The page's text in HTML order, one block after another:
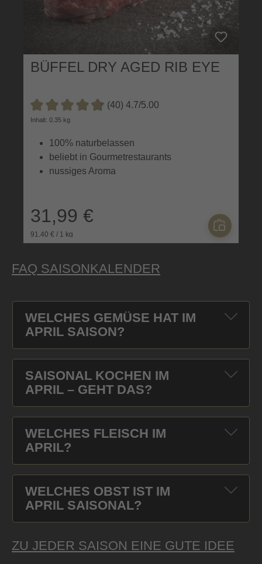
BÜFFEL DRY AGED RIB EYE
Durchschnittliche Bewertung von 4.7 von 5 Sternen
(40) 4.7/5.00
Inhalt: 0.35 kg
100% naturbelassen
beliebt in Gourmetrestaurants
nussiges Aroma
31,99 €
91,40 € / 1 kg
FAQ SAISONKALENDER
WELCHES GEMÜSE HAT IM
APRIL SAISON?
SAISONAL KOCHEN IM
APRIL – GEHT DAS?
WELCHES FLEISCH IM
APRIL?
WELCHES OBST IST IM
APRIL SAISONAL?
ZU JEDER SAISON EINE GUTE IDEE